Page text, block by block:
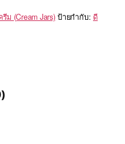
ม (Cream Jars) ป้ายกำกับ:ดี